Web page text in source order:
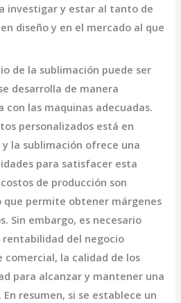
investigar y estar al tanto de
diseño y en el mercado al que
de la sublimación puede ser
desarrolla de manera
con las maquinas adecuadas.
personalizados está en
la sublimación ofrece una
para satisfacer esta
de producción son
permite obtener márgenes
Sin embargo, es necesario
del negocio
comercial, la calidad de los
para alcanzar y mantener una
resumen, si se establece un